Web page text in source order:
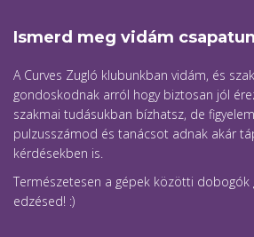
Ismerd meg vidám
A Curves Zugló klubunkban vidám, és
gondoskodnak arról hogy biztosan jól
szakmai tudásukban bízhatsz, de
pulzusszámod és tanácsot adnak akár
kérdésekben is.
Természetesen a gépek közötti dobogók
edzésed! :)